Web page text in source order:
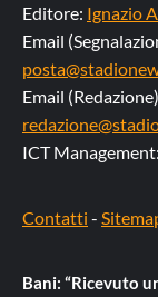
Editore: Ignazio
Email
Email
ICT Management:
Contatti -
Bani: “Ricevuto